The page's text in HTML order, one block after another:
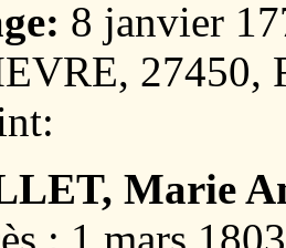
8 janvier
27450,
Marie
: 1 mars